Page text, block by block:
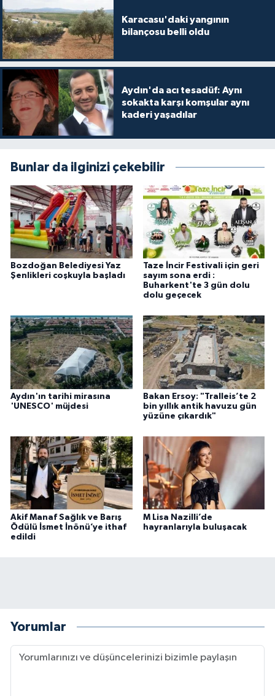
Karacasu'daki yangının
bilançosu belli oldu
Aydın'da acı tesadüf: Aynı
sokakta karşı komşular aynı
kaderi yaşadılar
Bunlar da ilginizi çekebilir
Bozdoğan Belediyesi Yaz
Şenlikleri coşkuyla başladı
Taze İncir Festivali için geri
sayım sona erdi :
Buharkent'te 3 gün dolu
dolu geçecek
Aydın'ın tarihi mirasına
'UNESCO' müjdesi
Bakan Ersoy: "Tralleis’te 2
bin yıllık antik havuzu gün
yüzüne çıkardık"
Akif Manaf Sağlık ve Barış
Ödülü İsmet İnönü’ye ithaf
edildi
M Lisa Nazilli’de
hayranlarıyla buluşacak
Yorumlar